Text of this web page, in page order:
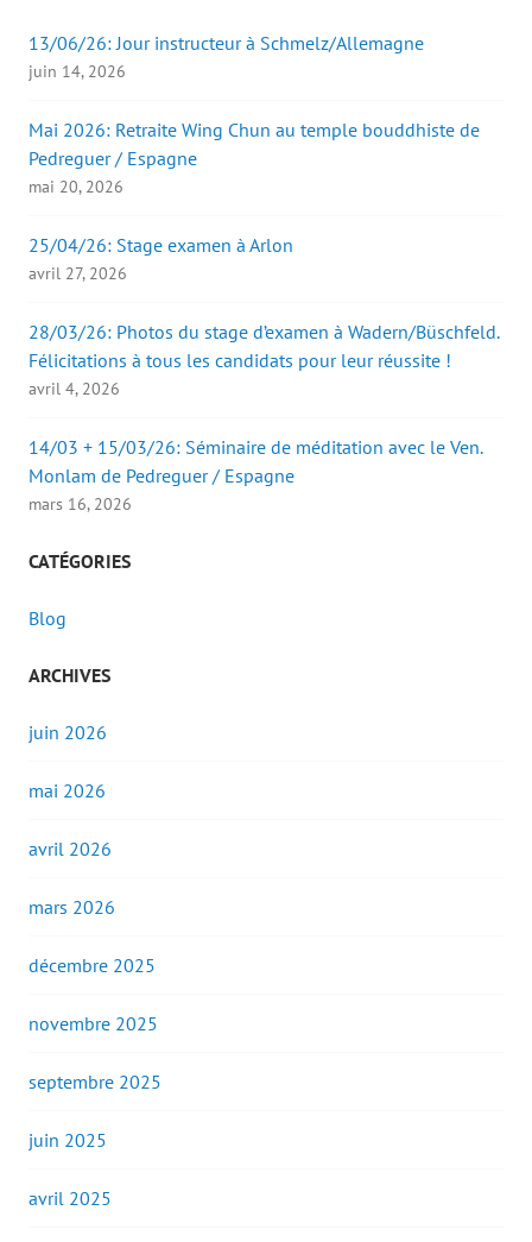
13/06/26: Jour instructeur à Schmelz/Allemagne
juin 14, 2026
Mai 2026: Retraite Wing Chun au temple bouddhiste de
Pedreguer / Espagne
mai 20, 2026
25/04/26: Stage examen à Arlon
avril 27, 2026
28/03/26: Photos du stage d’examen à Wadern/Büschfeld.
Félicitations à tous les candidats pour leur réussite !
avril 4, 2026
14/03 + 15/03/26: Séminaire de méditation avec le Ven.
Monlam de Pedreguer / Espagne
mars 16, 2026
CATÉGORIES
Blog
ARCHIVES
juin 2026
mai 2026
avril 2026
mars 2026
décembre 2025
novembre 2025
septembre 2025
juin 2025
avril 2025